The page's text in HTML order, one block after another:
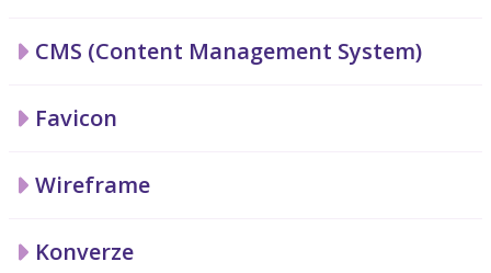
CMS (Content Management System)
Favicon
Wireframe
Konverze